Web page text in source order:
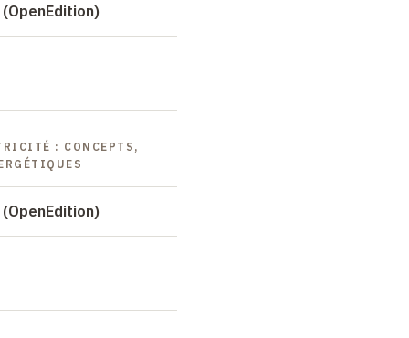
: CONCEPTS,